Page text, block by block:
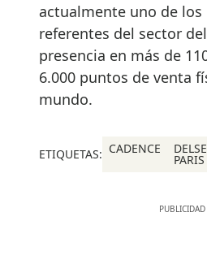
actualmente uno de los
referentes del sector
presencia en más de
6.000 puntos de venta
mundo.
ETIQUETAS: CADENCE
PARIS